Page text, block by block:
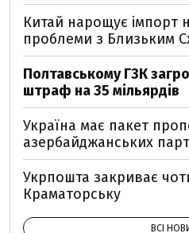
Китай нарощує імпорт
проблеми з Близьким
Полтавському ГЗК
штраф на 35 мільярдів
Україна має пакет
азербайджанських
Укрпошта закриває
Краматорську
ВСІ